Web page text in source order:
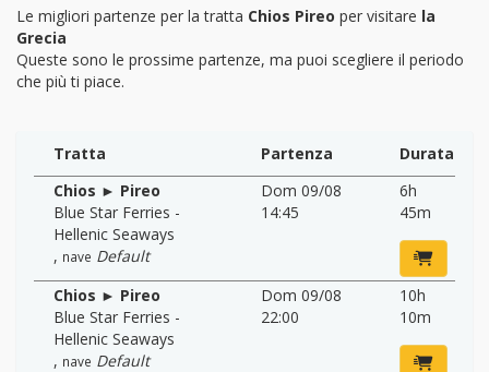
Le migliori partenze per la tratta Chios Pireo per visitare la
Grecia
Queste sono le prossime partenze, ma puoi scegliere il periodo
che più ti piace.
Tratta Partenza
Durata
Chios ► Pireo
Blue Star Ferries -
Hellenic Seaways
, nave Default
Dom 09/08
14:45
6h
45m
Chios ► Pireo
Blue Star Ferries -
Hellenic Seaways
, nave Default
Dom 09/08
22:00
10h
10m